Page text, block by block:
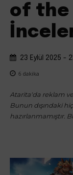
of the
23 Eylül 2025 -
6 dakika
Atarita'da reklam
Bunun dışındaki
hazırlanmamıştır.